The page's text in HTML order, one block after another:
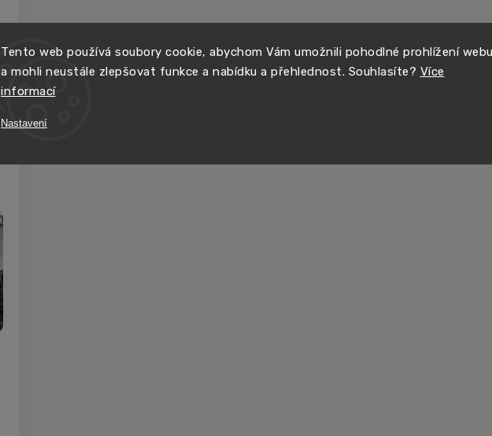
Tento web používá soubory cookie, abychom Vám umožnili pohodlné prohlížení webu
a mohli neustále zlepšovat funkce a nabídku a přehlednost. Souhlasíte? Více
informací
Nastavení